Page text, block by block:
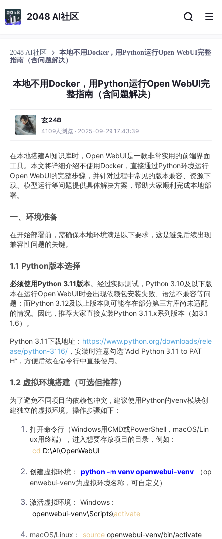
2048 AI社区
2048 AI社区
本地不用Docker，用Python运行Open WebUI完整
指南（含问题解决）
本地不用Docker，用Python运行Open WebUI完
整指南（含问题解决）
玄248
4109人浏览 · 2025-09-29 17:43:39
在本地搭建AI知识库时，Open WebUI是一款非常实用的前端界面
工具。本文将详细介绍不使用Docker，直接通过Python环境运行
Open WebUI的完整步骤，并针对过程中常见的版本兼容、资源下
载、模型运行等问题提供具体解决方案，帮助大家顺利完成本地部
署。
一、环境准备
在开始部署前，需确保本地环境满足以下要求，这是避免后续出现
兼容性问题的关键。
1.1 Python版本选择
必须使用Python 3.11版本。经过实际测试，Python 3.10及以下版
本在运行Open WebUI时会出现依赖包安装失败、语法不兼容等问
题；而Python 3.12及以上版本则可能存在部分第三方库尚未适配
的情况。因此，推荐大家直接安装Python 3.11.x系列版本（如3.1
1.6）。
Python 3.11下载地址： https://www.python.org/downloads/rele
ase/python-3116/ ，安装时注意勾选“Add Python 3.11 to PAT
H”，方便后续在命令行中直接使用。
1.2 虚拟环境搭建（可选但推荐）
为了避免不同项目的依赖包冲突，建议使用Python的venv模块创
建独立的虚拟环境。操作步骤如下：
打开命令行（Windows用CMD或PowerShell，macOS/Lin
ux用终端），进入想要存放项目的目录，例如：
cd D:\AI\OpenWebUI
创建虚拟环境： python -m venv openwebui-venv
（op
enwebui-venv为虚拟环境名称，可自定义）
激活虚拟环境： Windows：
openwebui-venv\Scripts\activate
macOS/Linux： source openwebui-venv/bin/activate